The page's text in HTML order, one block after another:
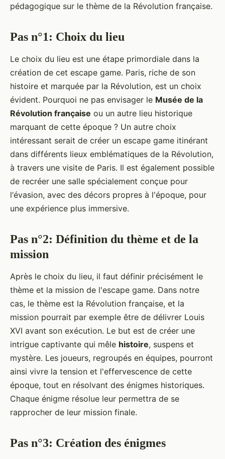
pédagogique sur le thème de la Révolution française.
Pas n°1: Choix du lieu
Le choix du lieu est une étape primordiale dans la
création de cet escape game. Paris, riche de son
histoire et marquée par la Révolution, est un choix
évident. Pourquoi ne pas envisager le Musée de la
Révolution française ou un autre lieu historique
marquant de cette époque ? Un autre choix
intéressant serait de créer un escape game itinérant
dans différents lieux emblématiques de la Révolution,
à travers une visite de Paris. Il est également possible
de recréer une salle spécialement conçue pour
l‘évasion, avec des décors propres à l'époque, pour
une expérience plus immersive.
Pas n°2: Définition du thème et de la
mission
Après le choix du lieu, il faut définir précisément le
thème et la mission de l'escape game. Dans notre
cas, le thème est la Révolution française, et la
mission pourrait par exemple être de délivrer Louis
XVI avant son exécution. Le but est de créer une
intrigue captivante qui mêle histoire, suspens et
mystère. Les joueurs, regroupés en équipes, pourront
ainsi vivre la tension et l'effervescence de cette
époque, tout en résolvant des énigmes historiques.
Chaque énigme résolue leur permettra de se
rapprocher de leur mission finale.
Pas n°3: Création des énigmes